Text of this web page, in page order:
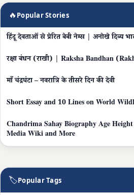
🔥 Popular Stories
हिंदू देवताओं से प्रेरित बेबी नेम्स | अनोखे दिव्य
रक्षा बंधन (राखी) | Raksha Bandhan
माँ चंद्रघंटा – नवरात्रि के तीसरे दिन की देवी
Short Essay and 10 Lines on World
Chandrima Sahay Biography Age
Media Wiki and More
🏷Popular Tags